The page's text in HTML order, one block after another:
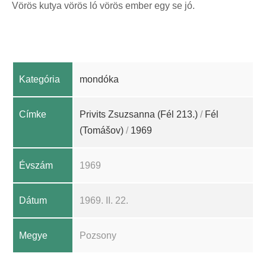
Vörös kutya vörös ló vörös ember egy se jó.
Kategória mondóka
Címke Privits Zsuzsanna (Fél 213.) / Fél
(Tomášov) / 1969
Évszám 1969
Dátum 1969. II. 22.
Megye Pozsony